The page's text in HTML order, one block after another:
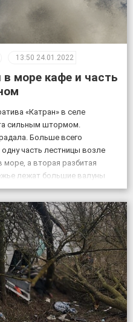
13:50 24.01.2022
море кафе и часть
«Катран» в селе
сильным штормом.
Больше всего
часть лестницы возле
море, а вторая разбитая
лежат большие валуны
сильный шторм. Само место
[…]